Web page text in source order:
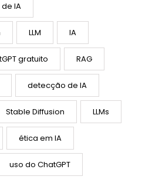
IA
LLM IA
gratuito RAG
detecção de IA
Stable Diffusion LLMs
ética em IA
uso do ChatGPT